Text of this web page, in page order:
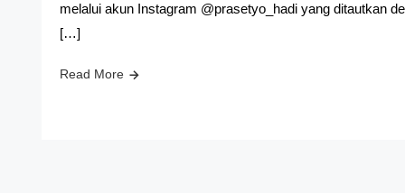
melalui akun Instagram @prasetyo_hadi yang ditautkan
[…]
Read More